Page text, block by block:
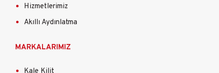
Hizmetlerimiz
Akıllı Aydınlatma
MARKALARIMIZ
Kale Kilit